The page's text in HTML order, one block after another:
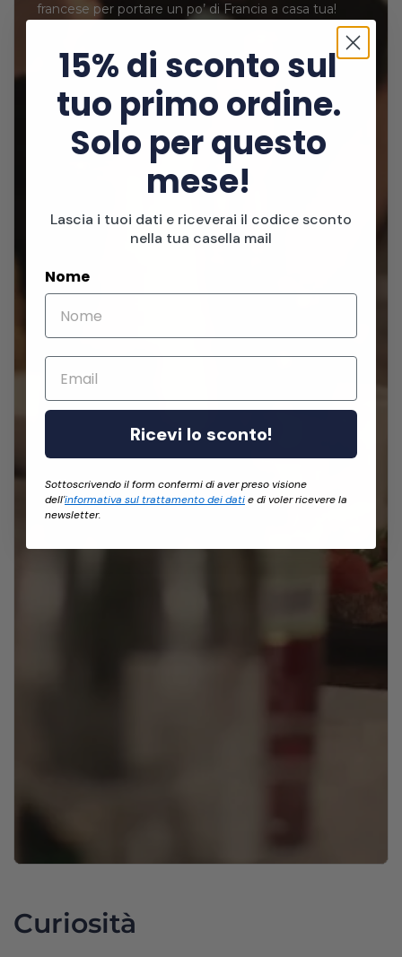
francese per portare un po’ di Francia a casa tua!
Curiosità
15% di sconto sul
tuo primo ordine.
Solo per questo
mese!
Lascia i tuoi dati e riceverai il codice sconto
nella tua casella mail
Nome
Email
Ricevi lo sconto!
Sottoscrivendo il form confermi di aver preso visione
dell'informativa sul trattamento dei datie di voler ricevere la
newsletter.